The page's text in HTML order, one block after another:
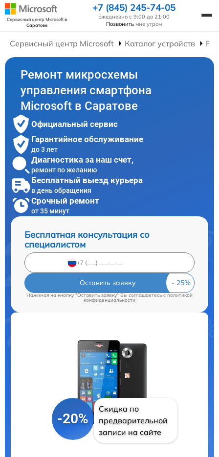
Сервисный центр Microsoftв
Саратове
+7 (845) 245-74-05
Ежедневно с 9:00 до 21:00
Позвонить мне утром
Сервисный центр Microsoft Каталог устройств
Ремонт микросхемы
управления смартфона
Microsoft в Саратове
Официальный сервис
Гарантийное обслуживание
до 3 лет
Диагностика за наш счет,
ремонт по желанию
Бесплатный выезд курьера
в день обращения
Срочный ремонт
от 35 минут
Бесплатная консультация со
специалистом
Оставить заявку
Нажимая на кнопку "Оставить заявку" Вы соглашаетесь cполитикой
конфиденциальности
-20%
Скидка по
предварительной
записи на сайте